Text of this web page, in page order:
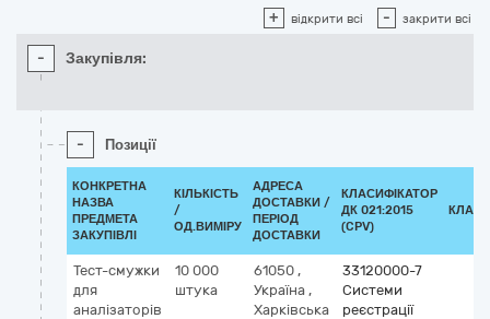
+ відкрити всі - закрити всі
- Закупівля:
- Позиції
КОНКРЕТНА
НАЗВА
ПРЕДМЕТА
ЗАКУПІВЛІ
КІЛЬКІСТЬ
/
ОД.ВИМІРУ
АДРЕСА
ДОСТАВКИ /
ПЕРІОД
ДОСТАВКИ
КЛАСИФІКАТОР
ДК 021:2015
(CPV)
Тест-смужки
для
аналізаторів
10 000
штука
61050 ,
Україна ,
Харківська
33120000-7
Системи
реєстрації